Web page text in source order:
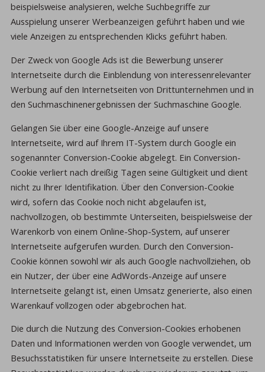
beispielsweise analysieren, welche Suchbegriffe zur
Ausspielung unserer Werbeanzeigen geführt haben und wie
viele Anzeigen zu entsprechenden Klicks geführt haben.
Der Zweck von Google Ads ist die Bewerbung unserer
Internetseite durch die Einblendung von interessenrelevanter
Werbung auf den Internetseiten von Drittunternehmen und in
den Suchmaschinenergebnissen der Suchmaschine Google.
Gelangen Sie über eine Google-Anzeige auf unsere
Internetseite, wird auf Ihrem IT-System durch Google ein
sogenannter Conversion-Cookie abgelegt. Ein Conversion-
Cookie verliert nach dreißig Tagen seine Gültigkeit und dient
nicht zu Ihrer Identifikation. Über den Conversion-Cookie
wird, sofern das Cookie noch nicht abgelaufen ist,
nachvollzogen, ob bestimmte Unterseiten, beispielsweise der
Warenkorb von einem Online-Shop-System, auf unserer
Internetseite aufgerufen wurden. Durch den Conversion-
Cookie können sowohl wir als auch Google nachvollziehen, ob
ein Nutzer, der über eine AdWords-Anzeige auf unsere
Internetseite gelangt ist, einen Umsatz generierte, also einen
Warenkauf vollzogen oder abgebrochen hat.
Die durch die Nutzung des Conversion-Cookies erhobenen
Daten und Informationen werden von Google verwendet, um
Besuchsstatistiken für unsere Internetseite zu erstellen. Diese